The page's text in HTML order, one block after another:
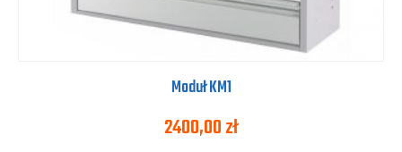
Moduł KM1
2400,00zł